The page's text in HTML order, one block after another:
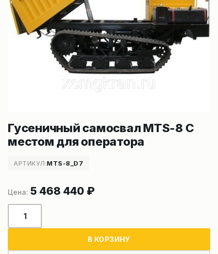
Гусеничный самосвал MTS-8 С
местом для оператора
АРТИКУЛ:MTS-8_D7
5 468 440 ₽
товара
В КОРЗИНУ